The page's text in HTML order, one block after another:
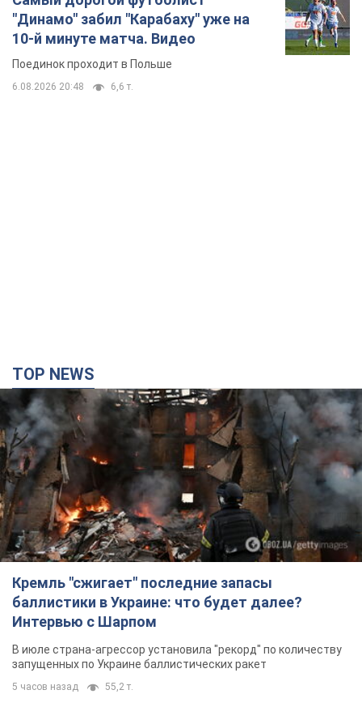
"Динамо" забил "Карабаху" уже на
10-й минуте матча. Видео
Поединок проходит в Польше
6.08.2026 20:48 6,6 т.
TOP NEWS
Кремль "сжигает" последние запасы
баллистики в Украине: что будет далее?
Интервью с Шарпом
В июле страна-агрессор установила "рекорд" по количеству
запущенных по Украине баллистических ракет
5 часов назад 55,2 т.